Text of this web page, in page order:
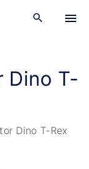
Dino T-
Dino T-Rex